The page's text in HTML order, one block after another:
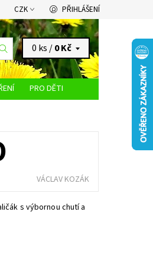
CZK PŘIHLÁŠENÍ
0 ks /0 Kč
PRO DĚTI
VÁCLAV KOZÁK
s výbornou chutí a